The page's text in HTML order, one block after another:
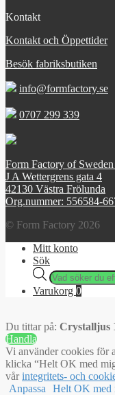
Kontakt
Kontakt och Öppettider
Besök fabriksbutiken
info@formfactory.se
0707 299 339
Form Factory of
J A Wettergrens gata 4
42130 Västra Frölunda
Org.nummer: 556584-
© Form Factory 2026
Mitt konto
Sök
Products
search
Varukorg 0
Du tittar på: Crystalljus
Handla
Vi använder cookies för
klicka “Helt OK med
vårintegritets- och
Anpassa
Helt OK med